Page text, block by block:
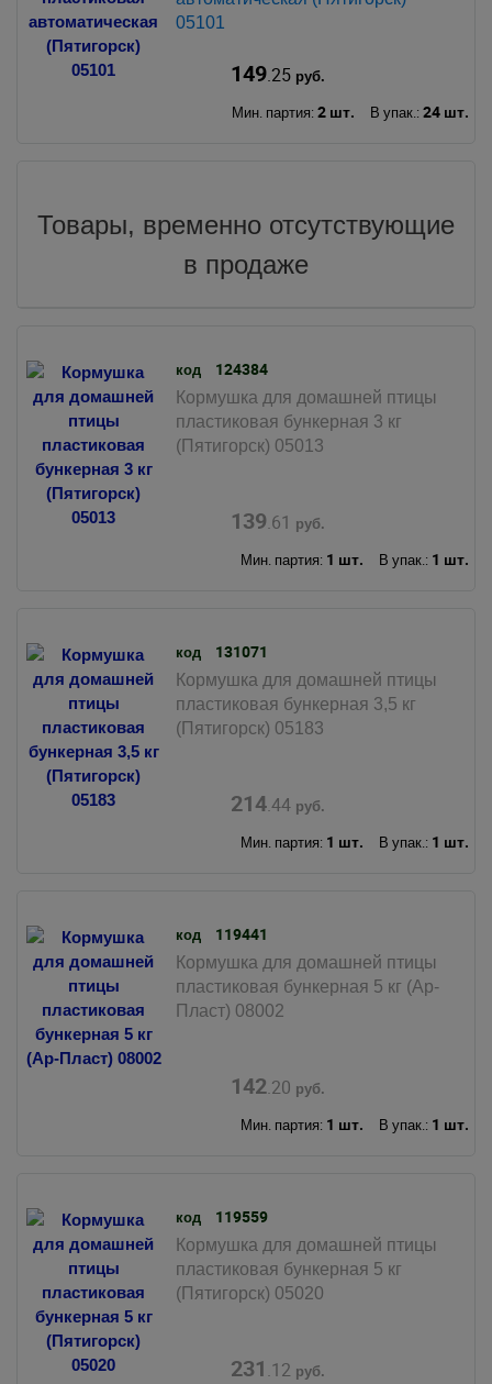
05101
149.25руб.
Мин. партия: 2 шт. В упак.: 24 шт.
Товары, временно отсутствующие
в продаже
код 124384
Кормушка для домашней птицы
пластиковая бункерная 3 кг
(Пятигорск) 05013
139.61 руб.
Мин. партия: 1 шт. В упак.: 1 шт.
код 131071
Кормушка для домашней птицы
пластиковая бункерная 3,5 кг
(Пятигорск) 05183
214.44руб.
Мин. партия: 1 шт. В упак.: 1 шт.
код 119441
Кормушка для домашней птицы
пластиковая бункерная 5 кг (Ар-
Пласт) 08002
142.20 руб.
Мин. партия: 1 шт. В упак.: 1 шт.
код 119559
Кормушка для домашней птицы
пластиковая бункерная 5 кг
(Пятигорск) 05020
231.12 руб.